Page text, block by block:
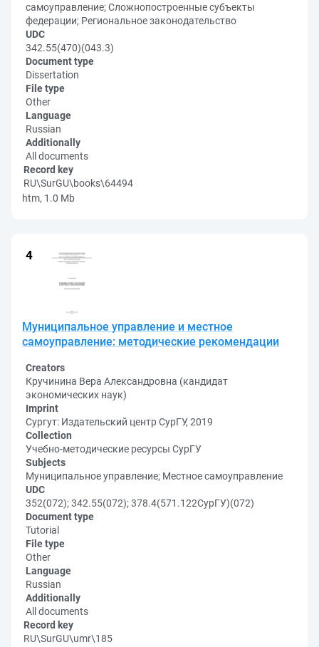
самоуправление; Сложнопостроенные субъекты
федерации; Региональное законодательство
UDC
342.55(470)(043.3)
Document type
Dissertation
File type
Other
Language
Russian
Additionally
All documents
Record key
RU\SurGU\books\64494
htm, 1.0 Mb
Муниципальное управление и местное
самоуправление: методические рекомендации
Creators
Кручинина Вера Александровна (кандидат
экономических наук)
Imprint
Сургут: Издательский центр СурГУ, 2019
Collection
Учебно-методические ресурсы СурГУ
Subjects
Муниципальное управление; Местное самоуправление
UDC
352(072); 342.55(072); 378.4(571.122СурГУ)(072)
Document type
Tutorial
File type
Other
Language
Russian
Additionally
All documents
Record key
RU\SurGU\umr\185